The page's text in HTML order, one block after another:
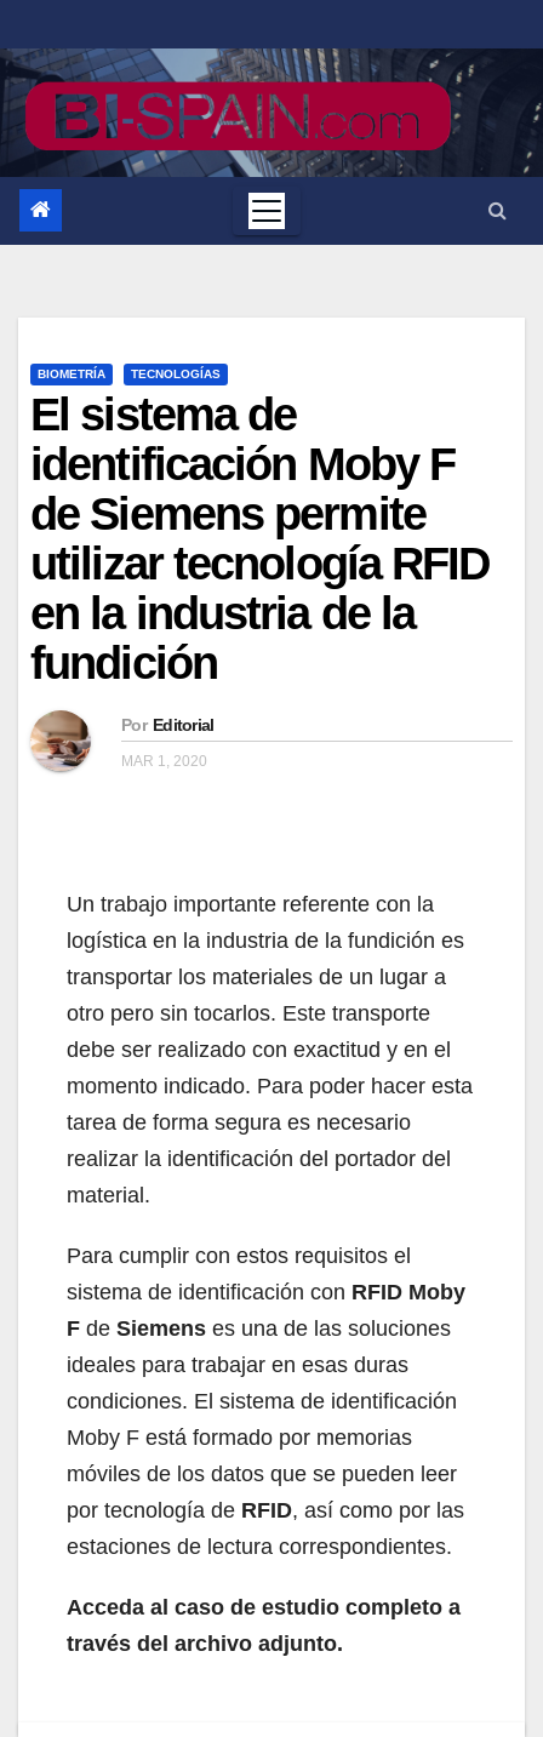
al
contenido
BIOMETRÍA TECNOLOGÍAS
El sistema de
identificación Moby F
de Siemens permite
utilizar tecnología RFID
en la industria de la
fundición
Por Editorial
MAR 1, 2020
Un trabajo importante referente con la
logística en la industria de la fundición es
transportar los materiales de un lugar a
otro pero sin tocarlos. Este transporte
debe ser realizado con exactitud y en el
momento indicado. Para poder hacer esta
tarea de forma segura es necesario
realizar la identificación del portador del
material.
Para cumplir con estos requisitos el
sistema de identificación con RFID Moby
F de Siemens es una de las soluciones
ideales para trabajar en esas duras
condiciones. El sistema de identificación
Moby F está formado por memorias
móviles de los datos que se pueden leer
por tecnología de RFID, así como por las
estaciones de lectura correspondientes.
Acceda al caso de estudio completo a
través del archivo adjunto.